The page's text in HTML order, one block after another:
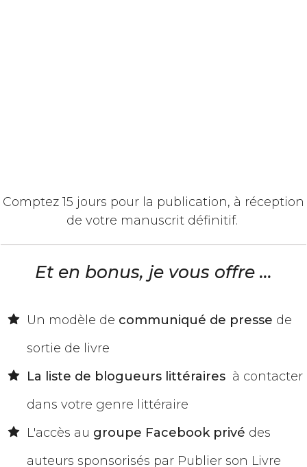
​Comptez 15 jours pour la publication, à réception
de votre manuscrit définitif.
Et en bonus, je vous offre ...
​Un modèle de communiqué de presse de
sortie de livre
​La liste de blogueurs littéraires ​ à contacter
dans votre genre littéraire​​​
L'accès au groupe Facebook privé des
auteurs sponsorisés par Publier son Livre